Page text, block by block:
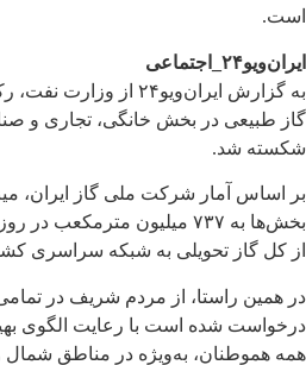
است.
ایران‌ویو۲۴_اجتماعی
به گزارش ایران‌ویو۲۴ از
وزارت نفت،
گاز طبیعی در بخش خانگی، تجاری و
شکسته شد.
بر اساس آمار شرکت ملی گاز ایران،
از کل گاز تحویلی به شبکه سراسری
در همین راستا، از مردم شریف در
درخواست شده است با رعایت الگوی
همه هموطنان، به‌ویژه در مناطق